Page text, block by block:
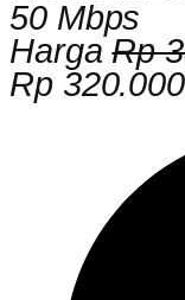
50 Mbps
HargaRp
Rp 320.000